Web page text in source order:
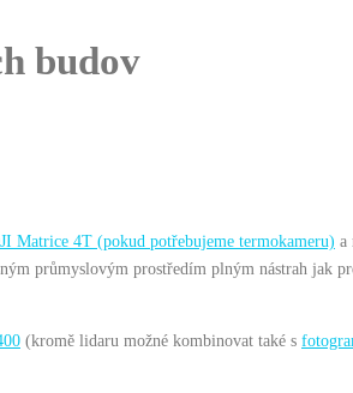
budov
Matrice 4T (pokud potřebujeme termokameru) a
průmyslovým prostředím plným nástrah
(kromě lidaru možné kombinovat také s